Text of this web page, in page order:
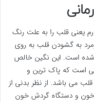
یعنی قلب را به علت رنگ
به گشودن قلب به روی
است. این نگین خالص
است که پاک ترین و
می باشد. از نظر بدنی از
و دستگاه گردش خون